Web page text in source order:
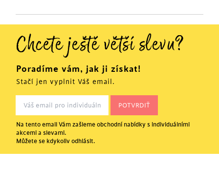
Chcete ještě větší slevu?
Poradíme vám, jak ji získat!
Stačí jen vyplnit Váš email.
Na tento email Vám zašleme obchodní nabídky s individuálními
akcemi a slevami.
Můžete se kdykoliv odhlásit.